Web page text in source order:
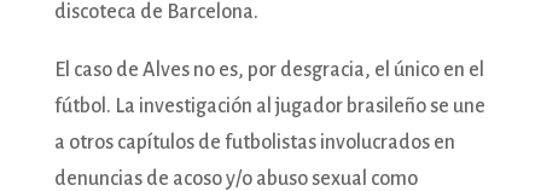
discoteca de Barcelona.
El caso de Alves no es, por desgracia, el único en el
fútbol. La investigación al jugador brasileño se une
a otros capítulos de futbolistas involucrados en
denuncias de acoso y/o abuso sexual como